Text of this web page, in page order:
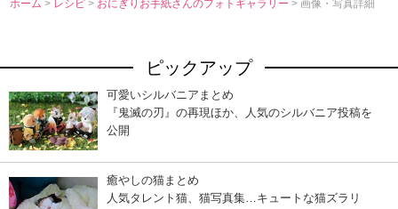
ホーム > レシピ> おにぎりお手紙さんのフォトギャラリー> 画像・写真詳細
ピックアップ
可愛いシルバニアまとめ
『鬼滅の刃』の再現ほか、人気のシルバニア投稿を
公開
癒やしの猫まとめ
人気タレント猫、猫写真集…キュートな猫ズラリ